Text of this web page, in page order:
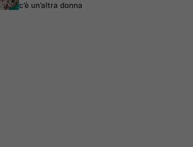
c’è un’altra donna